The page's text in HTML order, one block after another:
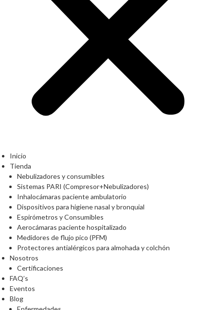
Inicio
Tienda
Nebulizadores y consumibles
Sistemas PARI (Compresor+Nebulizadores)
Inhalocámaras paciente ambulatorio
Dispositivos para higiene nasal y bronquial
Espirómetros y Consumibles
Aerocámaras paciente hospitalizado
Medidores de flujo pico (PFM)
Protectores antialérgicos para almohada y colchón
Nosotros
Certificaciones
FAQ’s
Eventos
Blog